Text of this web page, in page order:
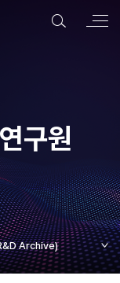
구원
Archive)